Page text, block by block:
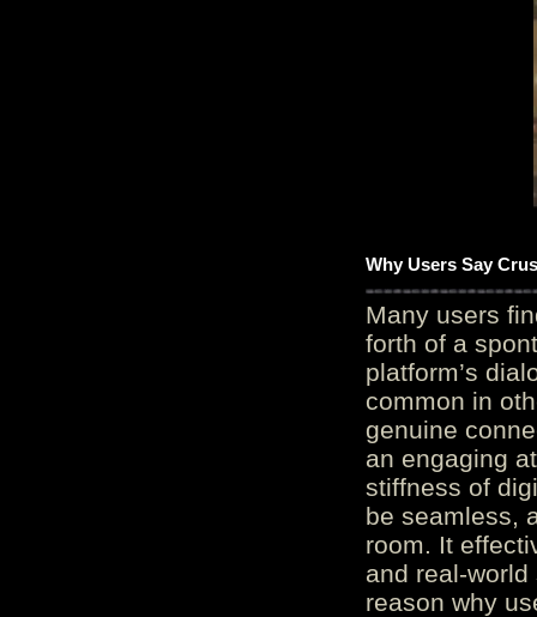
Why Users Say
Many users
forth of a
platform’s
common in
genuine
an engaging
stiffness of
be seamless,
room. It
and real-
reason why